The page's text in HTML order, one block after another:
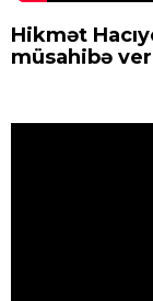
Hikmət
müsahibə